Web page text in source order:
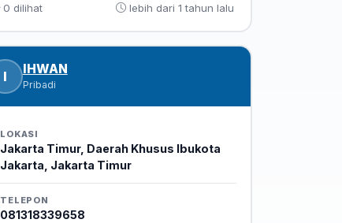
0 dilihat lebih dari 1 tahun lalu
I IHWAN
Pribadi
LOKASI
Jakarta Timur, Daerah Khusus Ibukota
Jakarta, Jakarta Timur
TELEPON
081318339658